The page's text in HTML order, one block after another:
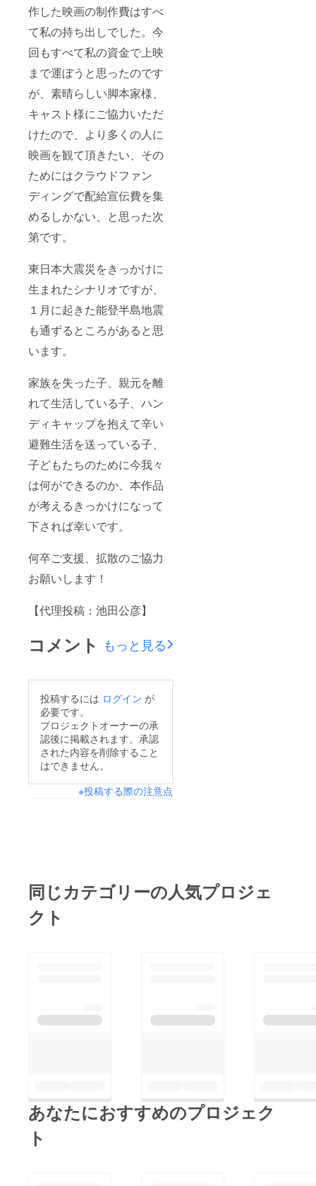
作した映画の制作費はすべ
て私の持ち出しでした。今
回もすべて私の資金で上映
まで運ぼうと思ったのです
が、素晴らしい脚本家様、
キャスト様にご協力いただ
けたので、より多くの人に
映画を観て頂きたい、その
ためにはクラウドファン
ディングで配給宣伝費を集
めるしかない、と思った次
第です。
東日本大震災をきっかけに
生まれたシナリオですが、
１月に起きた能登半島地震
も通ずるところがあると思
います。
家族を失った子、親元を離
れて生活している子、ハン
ディキャップを抱えて辛い
避難生活を送っている子、
子どもたちのために今我々
は何ができるのか、本作品
が考えるきっかけになって
下されば幸いです。
何卒ご支援、拡散のご協力
お願いします！
【代理投稿：池田公彦】
コメント もっと見る
投稿するには ログイン が
必要です。
プロジェクトオーナーの承
認後に掲載されます。承認
された内容を削除すること
はできません。
※投稿する際の注意点
同じカテゴリーの人気プロジェ
クト
あなたにおすすめのプロジェク
ト